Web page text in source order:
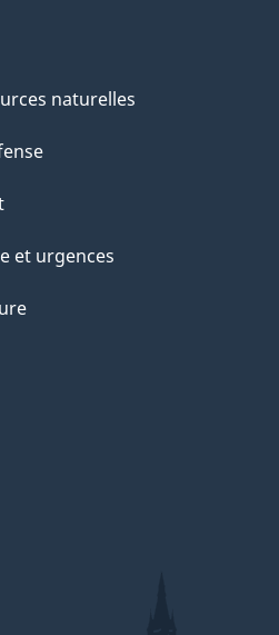
naturelles
et urgences